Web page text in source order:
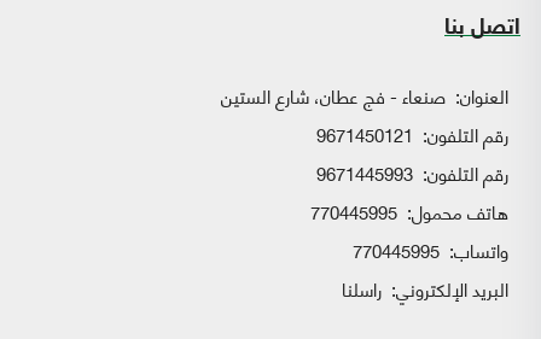
اتصل بنا
العنوان: صنعاء - فج عطان، شارع الستين
رقم التلفون: 9671450121
رقم التلفون: 9671445993
هاتف محمول: 770445995
واتساب:
البريد الإلكتروني: راسلنا